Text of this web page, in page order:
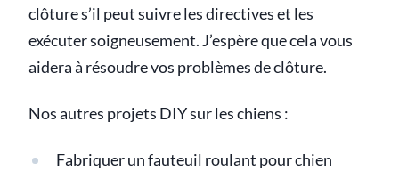
clôture s’il peut suivre les directives et les
exécuter soigneusement. J’espère que cela vous
aidera à résoudre vos problèmes de clôture.
Nos autres projets DIY sur les chiens :
Fabriquer un fauteuil roulant pour chien